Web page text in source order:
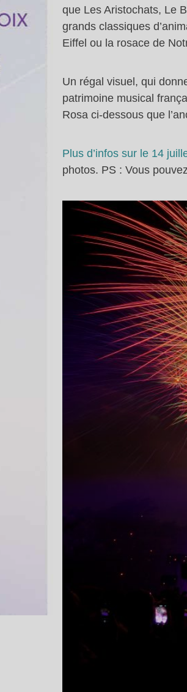
que Les Aristochats, Le
grands classiques
Eiffel ou la rosace de
Un régal visuel, qui
patrimoine musical
Rosa ci-dessous que
Plus d’infos sur le 14
photos. PS : Vous